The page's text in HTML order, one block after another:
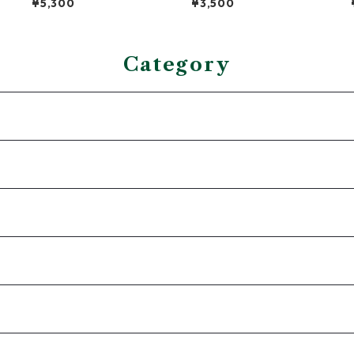
¥5,300 ¥3,500
Category